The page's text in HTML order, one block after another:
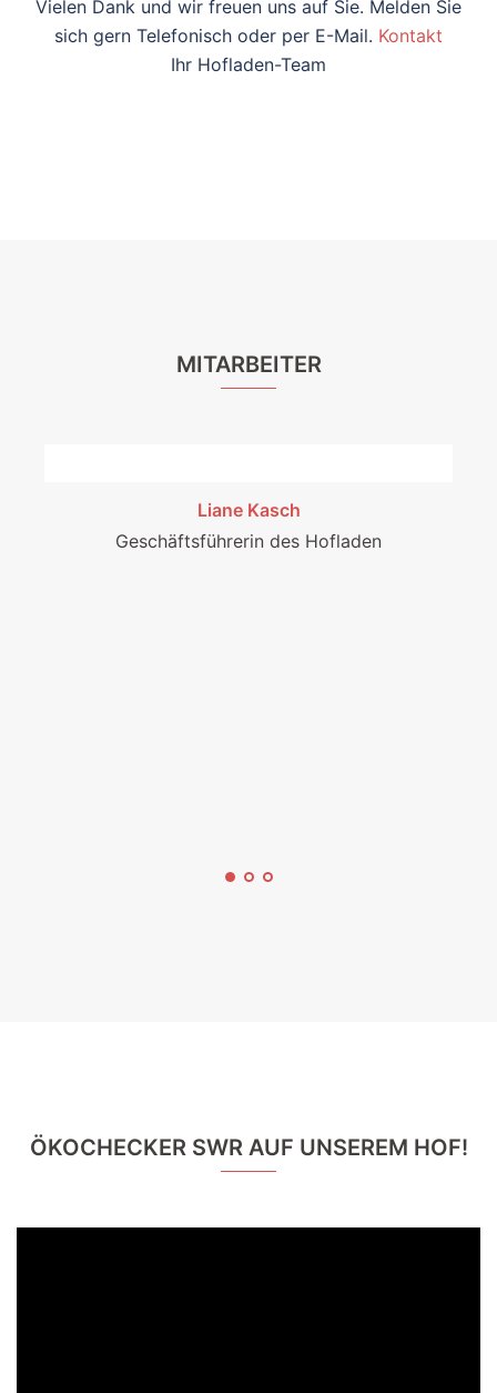
Vielen Dank und wir freuen uns auf Sie. Melden Sie
sich gern Telefonisch oder per E-Mail. Kontakt
Ihr Hofladen-Team
MITARBEITER
Liane Kasch
Geschäftsführerin des Hofladen
ÖKOCHECKER SWR AUF UNSEREM HOF!